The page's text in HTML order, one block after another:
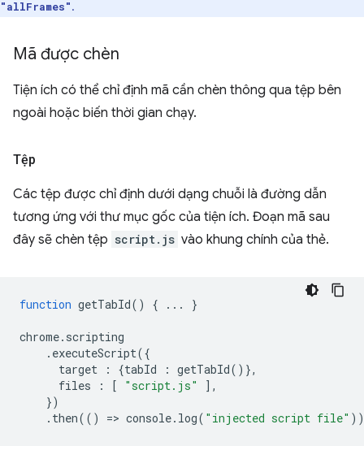
"allFrames".
Mã được chèn
Tiện ích có thể chỉ định mã cần chèn thông qua tệp bên
ngoài hoặc biến thời gian chạy.
Tệp
Các tệp được chỉ định dưới dạng chuỗi là đường dẫn
tương ứng với thư mục gốc của tiện ích. Đoạn mã sau
đây sẽ chèn tệp script.js vào khung chính của thẻ.
function getTabId() { ... }
chrome. scripting
. executeScript({
target
: {tabId : getTabId()},
files
: [ "script.js"
],
})
. then(() => console. log( "injected script file"